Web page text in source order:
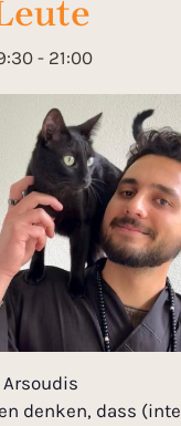
- 21:00
denken, dass